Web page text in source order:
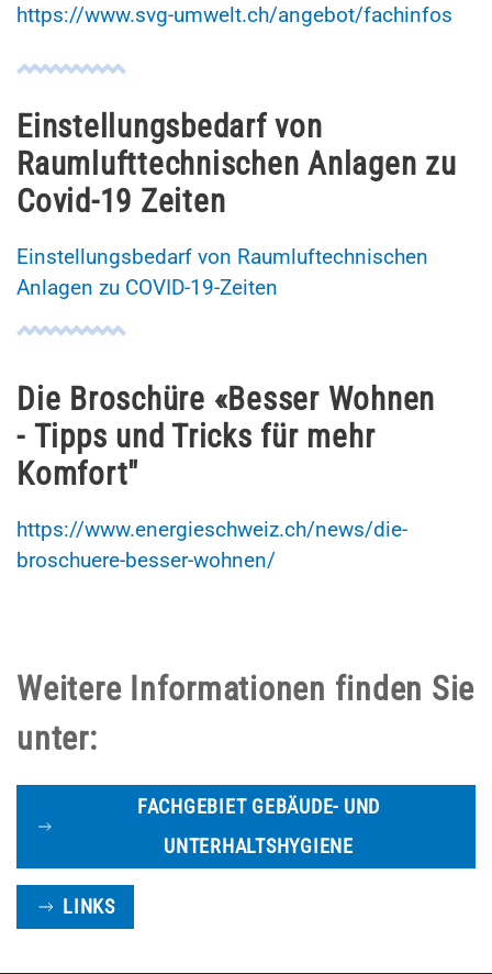
https://www.svg-umwelt.ch/angebot/fachinfos
Einstellungsbedarf von
Raumlufttechnischen Anlagen zu
Covid-19 Zeiten
Einstellungsbedarf von Raumluftechnischen
Anlagen zu COVID-19-Zeiten
Die Broschüre «Besser Wohnen
- Tipps und Tricks für mehr
Komfort"
https://www.energieschweiz.ch/news/die-
broschuere-besser-wohnen/
Weitere Informationen finden Sie
unter:
FACHGEBIET GEBÄUDE- UND
UNTERHALTSHYGIENE
LINKS